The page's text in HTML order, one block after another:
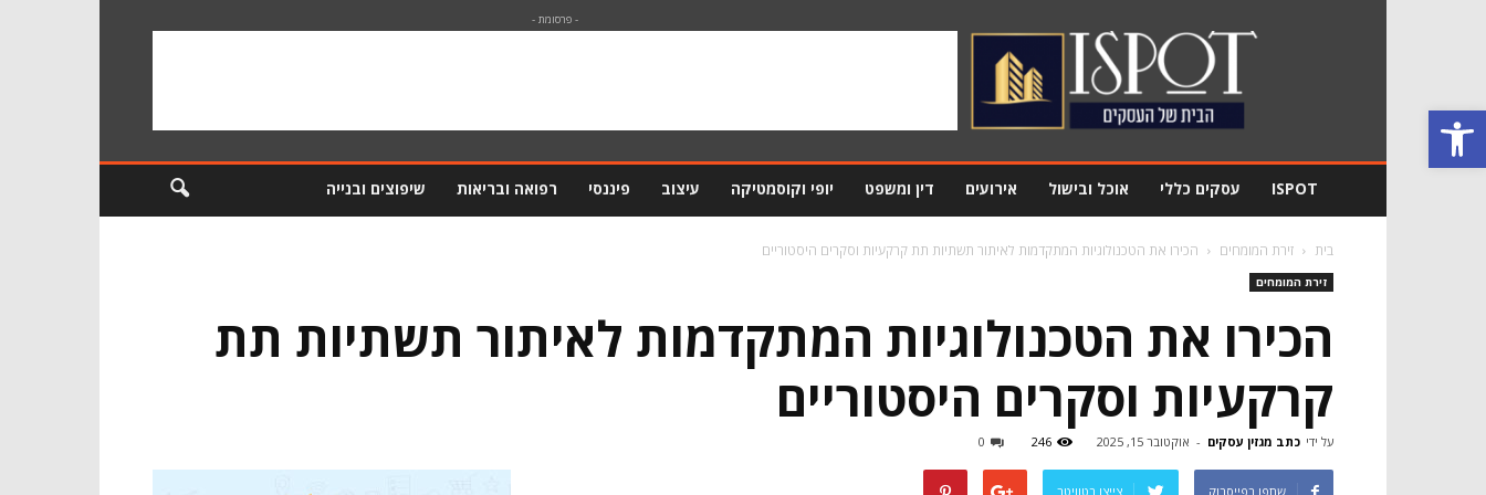
פתח סרגל נגישות
מגזין
Ispot
- פרסומת -
ISPOT עסקים כללי אוכל ובישול אירועים דין ומשפט יופי וקוסמטיקה עיצוב פיננסי רפואה ובריאות שיפוצים ובנייה
בית זירת המומחים הכירו את הטכנולוגיות המתקדמות לאיתור תשתיות תת קרקעיות וסקרים היסטוריים
זירת המומחים
הכירו את הטכנולוגיות המתקדמות לאיתור תשתיות תת
קרקעיות וסקרים היסטוריים
על ידי כתב מגזין עסקים - אוקטובר 15, 2025 246
0
שתפו בפייסבוק צייצו בטוויטר